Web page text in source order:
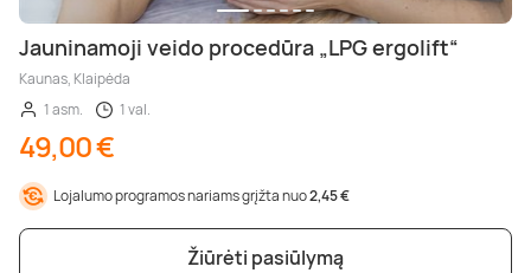
Jauninamoji veido procedūra „LPG ergolift“
Kaunas, Klaipėda
1 asm.
1 val.
49,00 €
Lojalumo programos nariams grįžta nuo2,45 €
Žiūrėti pasiūlymą